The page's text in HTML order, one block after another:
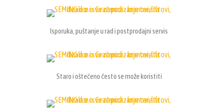
Isporuka, puštanje u rad i postprodajni servis
Staro i oštećeno često se može koristiti